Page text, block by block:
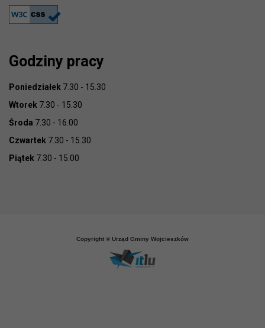
Godziny pracy
Poniedziałek 7.30 - 15.30
Wtorek 7.30 - 15.30
Środa 7.30 - 16.00
Czwartek 7.30 - 15.30
Piątek 7.30 - 15.00
Copyright © Urząd Gminy Wojcieszków